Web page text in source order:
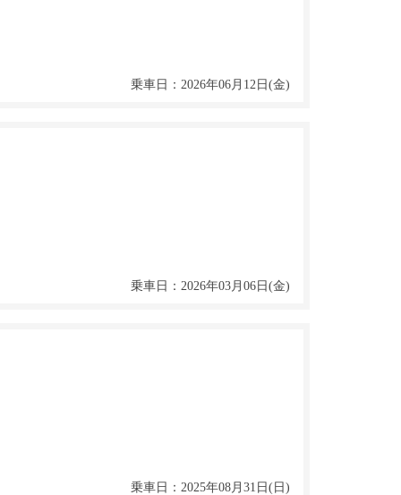
乗車日：2026年06月12日(金)
乗車日：2026年03月06日(金)
乗車日：2025年08月31日(日)